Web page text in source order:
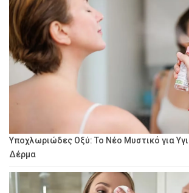
Υποχλωριώδες Οξύ: Το Νέο Μυστικό για
Δέρμα